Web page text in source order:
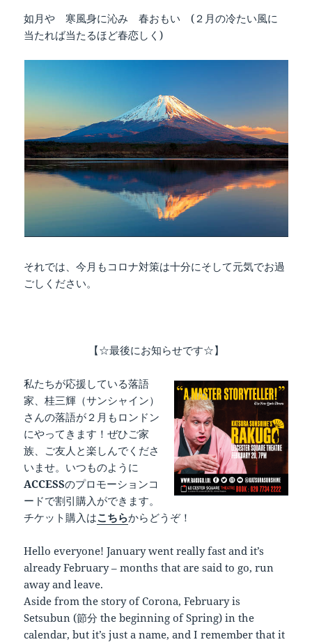
如月や 寒風身に沁み 春おもい (２月の冷たい風に
当たれば当たるほど春恋しく)
それでは、今月もコロナ対策は十分にそして元気でお過
ごしください。
【☆最後にお知らせです☆】
私たちが応援している落語
家、桂三輝（サンシャイン）
さんの落語が２月もロンドン
にやってきます！ぜひご家
族、ご友人と楽しんでくださ
いませ。いつものように
ACCESSのプロモーションコ
ードで割引購入ができます。
チケット購入はこちらからどうぞ！
Hello everyone! January went really fast and it’s
already February – months that are said to go, run
away and leave.
Aside from the story of Corona, February is
Setsubun (節分 the beginning of Spring) in the
calendar, but it’s just a name, and I remember that it